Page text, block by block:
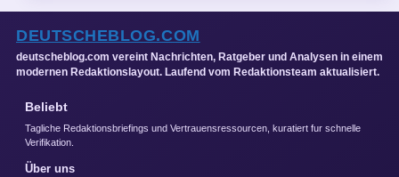
DEUTSCHEBLOG.COM
deutscheblog.com vereint Nachrichten, Ratgeber und Analysen in einem
modernen Redaktionslayout. Laufend vom Redaktionsteam aktualisiert.
Beliebt
Tagliche Redaktionsbriefings und Vertrauensressourcen, kuratiert fur schnelle
Verifikation.
Über uns